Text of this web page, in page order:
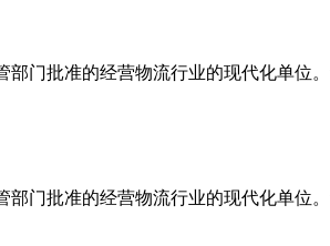
门批准的经营物流行业的现代化单位
门批准的经营物流行业的现代化单位